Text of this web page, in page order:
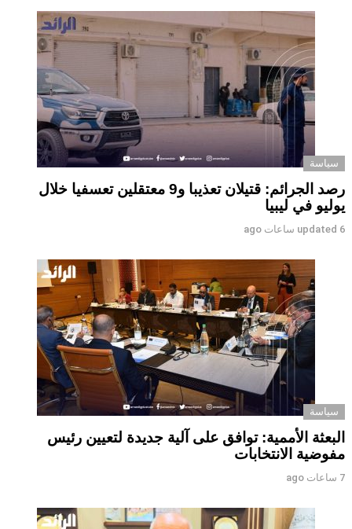
سياسة
رصد الجرائم: قتيلان تعذيبا و9 معتقلين تعسفيا خلال
يوليو في ليبيا
updated 6 ساعات ago
سياسة
البعثة الأممية: توافق على آلية جديدة لتعيين رئيس
مفوضية الانتخابات
7 ساعات ago